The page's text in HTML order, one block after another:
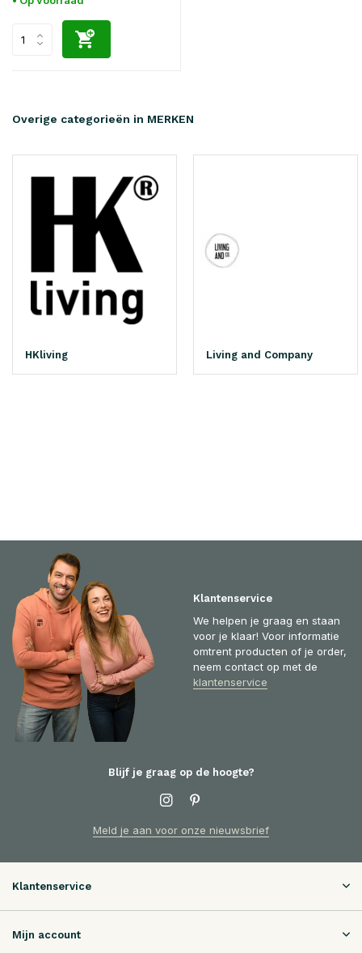
Overige categorieën in MERKEN
HKliving Living and Company
Klantenservice
We helpen je graag en staan
voor je klaar! Voor informatie
omtrent producten of je order,
neem contact op met de
klantenservice
Blijf je graag op de hoogte?
Meld je aan voor onze nieuwsbrief
Klantenservice
Mijn account